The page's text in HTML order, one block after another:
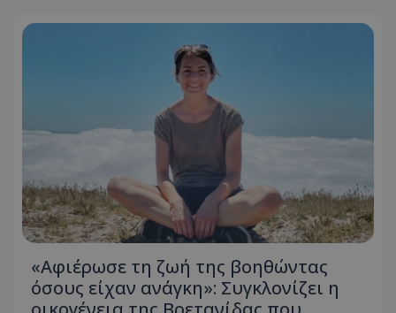
«Αφιέρωσε τη ζωή της βοηθώντας
όσους είχαν ανάγκη»: Συγκλονίζει η